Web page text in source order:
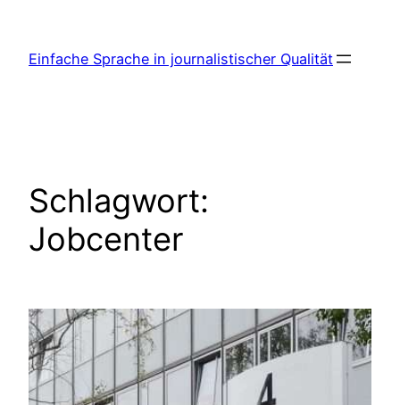
springen
Einfache Sprache in journalistischer Qualität
Schlagwort:
Jobcenter